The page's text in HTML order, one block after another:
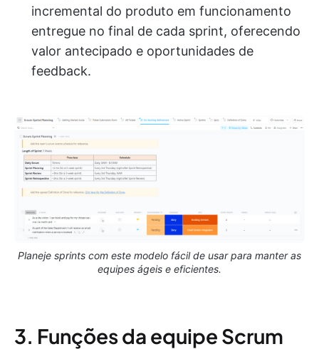
incremental do produto em funcionamento
entregue no final de cada sprint, oferecendo
valor antecipado e oportunidades de
feedback.
Planeje sprints com este modelo fácil de usar para manter as
equipes ágeis e eficientes.
3. Funções da equipe Scrum